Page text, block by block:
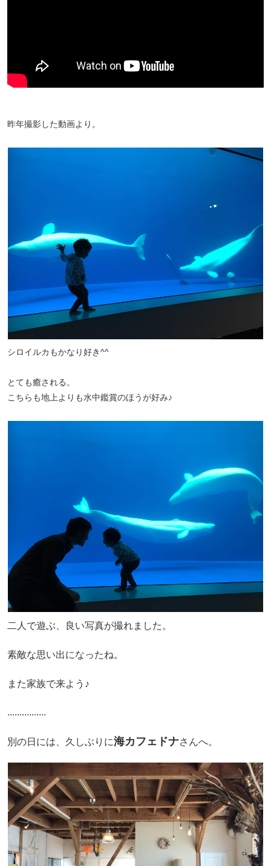
昨年撮影した動画より。
シロイルカもかなり好き^^
とても癒される。
こちらも地上よりも水中鑑賞のほうが好み♪
二人で遊ぶ、良い写真が撮れました。
素敵な思い出になったね。
また家族で来よう♪
................
別の日には、久しぶりに海カフェドナさんへ。